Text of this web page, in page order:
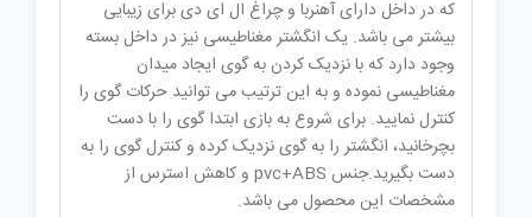
که در داخل دارای آهنربا و چراغ ال ای دی برای زیبایی
بیشتر می باشد. یک انگشتر مغناطیسی نیز در داخل بسته
وجود دارد که با نزدیک کردن به گوی ایجاد میدان
مغناطیسی نموده و به این ترتیب می توانید حرکات گوی را
کنترل نمایید. برای شروع به بازی ابتدا گوی را با دست
بچرخانید، انگشتر را به گوی نزدیک کرده و کنترل گوی را به
دست بگیرید.جنس pvc+ABS و کاهش استرس از
مشخصات این محصول می باشد.